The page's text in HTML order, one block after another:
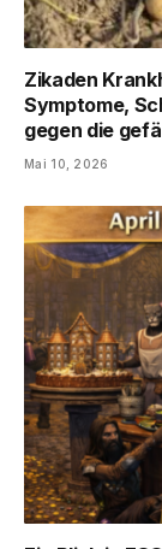
Zikaden
Symptome,
gegen die
Mai 10, 2026